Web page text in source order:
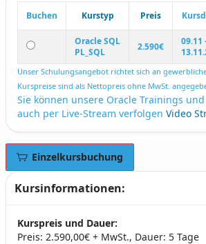
Buchen Kurstyp Preis
Oracle SQL
PL_SQL
2.590€
09.11
Unser Schulungsangebot richtet sich an
Kurspreise sind als Nettopreis ohne MwSt.
Sie können unsere Oracle Trainings
auch per Live-Stream verfolgen Video
Einzelkursbuchung
Kursinformationen:
Kurspreis und Dauer:
Preis: 2.590,00€ + MwSt., Dauer: 5 Tage